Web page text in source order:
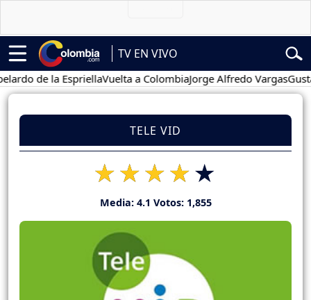
TV EN VIVO
de la EspriellaVuelta a ColombiaJorge Alfredo VargasGustavo
TELE VID
Media: 4.1 Votos: 1,855